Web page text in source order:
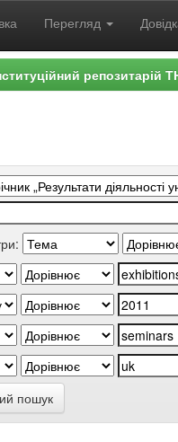
Перегляд
репозитарій
пошук